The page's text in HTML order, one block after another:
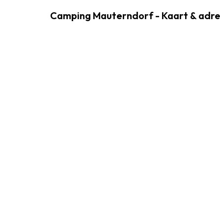
Camping Mauterndorf - Kaart &